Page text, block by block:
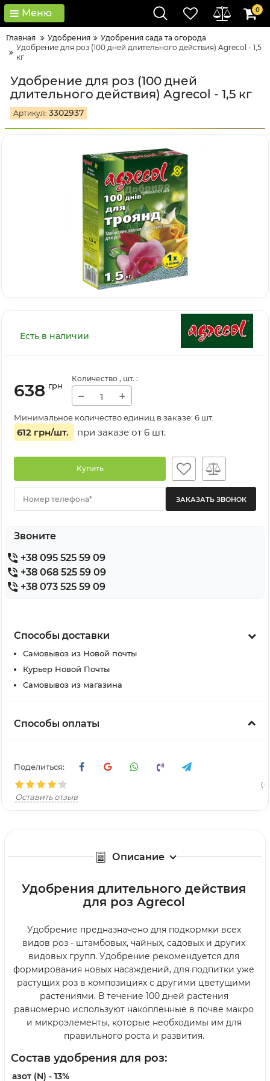
Меню 0
Главная Удобрения
Удобрения сада та огорода
Удобрение для роз (100 дней длительного действия) Agrecol - 1,5
кг
Удобрение для роз (100 дней
длительного действия) Agrecol - 1,5 кг
Артикул: 3302937
Есть в наличии
638 грн
Количество , шт. :
− +
Минимальное количество единиц в заказе: 6 шт.
612 грн/шт. при заказе от 6 шт.
Купить
Номер телефона*
Звоните
+38 095 525 59 09
+38 068 525 59 09
+38 073 525 59 09
Способы доставки
Самовывоз из Новой почты
Курьер Новой Почты
Самовывоз из магазина
Способы оплаты
Поделиться:
(
Оставить отзыв
Описание
Удобрения длительного действия
для роз Agrecol
Удобрение предназначено для подкормки всех
видов роз - штамбовых, чайных, садовых и других
видовых групп. Удобрение рекомендуется для
формирования новых насаждений, для подпитки уже
растущих роз в композициях с другими цветущими
растениями. В течение 100 дней растения
равномерно используют накопленные в почве макро
и микроэлементы, которые необходимы им для
правильного роста и развития.
Состав удобрения для роз:
азот (N) - 13%